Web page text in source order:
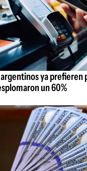
ya prefieren
un 60%